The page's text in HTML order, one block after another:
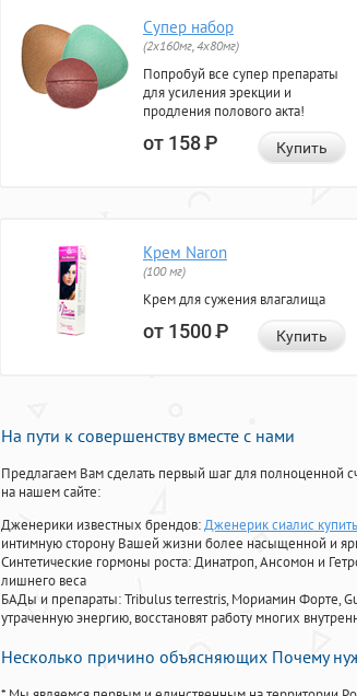
Супер набор
(2х160мг, 4х80мг)
Попробуй все супер препараты
для усиления эрекции и
продления полового акта!
от 158Р Купить
Крем Naron
(100 мг)
Крем для сужения влагалища
от 1500Р Купить
На пути к совершенству вместе с нами
Предлагаем Вам сделать первый шаг для полноценной
на нашем сайте:
Дженерики известных брендов:Дженерик сиалис
интимную сторону Вашей жизни более насыщенной и
Синтетические гормоны роста: Динатроп, Ансомон и
лишнего веса
БАДы и препараты:Tribulus terrestris, Мориамин Форте,
утраченную энергию, восстановят работу многих
Несколько причино объясняющих Почему